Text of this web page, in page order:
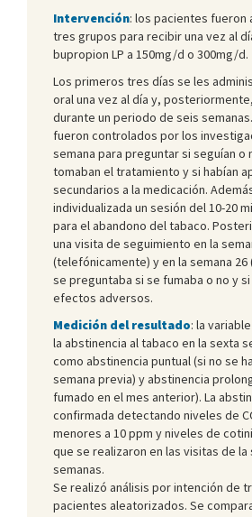
Intervención: los pacientes fueron
tres grupos para recibir una vez al
bupropion LP a 150mg/d o 300mg/d.
Los primeros tres días se les
oral una vez al día y,
durante un periodo de seis
fueron controlados por los
semana para preguntar si seguían o
tomaban el tratamiento y si habían
secundarios a la medicación.
individualizada un sesión del 10-20
para el abandono del tabaco.
una visita de seguimiento en la
(telefónicamente) y en la semana
se preguntaba si se fumaba o no y
efectos adversos.
Medición del resultado: la
la abstinencia al tabaco en la sexta
como abstinencia puntual (si no se
semana previa) y abstinencia
fumado en el mes anterior). La
confirmada detectando niveles de
menores a 10 ppm y niveles de
que se realizaron en las visitas de la
semanas.
Se realizó análisis por intención de
pacientes aleatorizados. Se